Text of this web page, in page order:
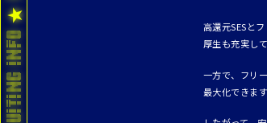
高還元SESと
厚生も充実し
一方で、フリ
最大化できま